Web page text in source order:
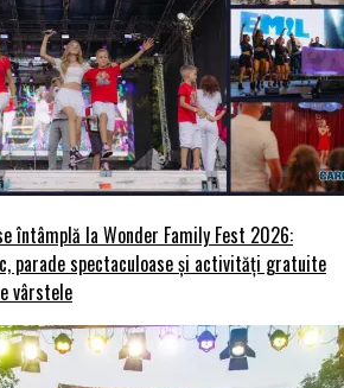
întâmplă la Wonder Family Fest 2026:
parade spectaculoase și activități gratuite
vârstele